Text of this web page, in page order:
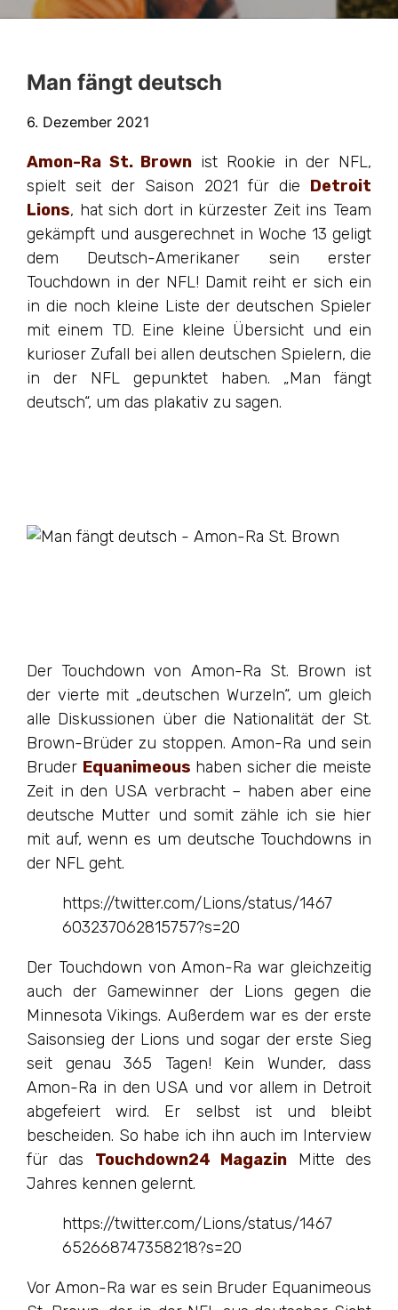
Man fängt deutsch
6. Dezember 2021
Amon-Ra St. Brown ist Rookie in der NFL,
spielt seit der Saison 2021 für die Detroit
Lions, hat sich dort in kürzester Zeit ins Team
gekämpft und ausgerechnet in Woche 13 geligt
dem Deutsch-Amerikaner sein erster
Touchdown in der NFL! Damit reiht er sich ein
in die noch kleine Liste der deutschen Spieler
mit einem TD. Eine kleine Übersicht und ein
kurioser Zufall bei allen deutschen Spielern, die
in der NFL gepunktet haben. „Man fängt
deutsch“, um das plakativ zu sagen.
Der Touchdown von Amon-Ra St. Brown ist
der vierte mit „deutschen Wurzeln“, um gleich
alle Diskussionen über die Nationalität der St.
Brown-Brüder zu stoppen. Amon-Ra und sein
Bruder Equanimeous haben sicher die meiste
Zeit in den USA verbracht – haben aber eine
deutsche Mutter und somit zähle ich sie hier
mit auf, wenn es um deutsche Touchdowns in
der NFL geht.
https://twitter.com/Lions/status/1467
603237062815757?s=20
Der Touchdown von Amon-Ra war gleichzeitig
auch der Gamewinner der Lions gegen die
Minnesota Vikings. Außerdem war es der erste
Saisonsieg der Lions und sogar der erste Sieg
seit genau 365 Tagen! Kein Wunder, dass
Amon-Ra in den USA und vor allem in Detroit
abgefeiert wird. Er selbst ist und bleibt
bescheiden. So habe ich ihn auch im Interview
für das Touchdown24 Magazin Mitte des
Jahres kennen gelernt.
https://twitter.com/Lions/status/1467
652668747358218?s=20
Vor Amon-Ra war es sein Bruder Equanimeous